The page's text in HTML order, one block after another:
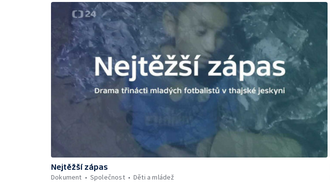
Nejtěžší zápas
Dokument
Společnost Děti a mládež